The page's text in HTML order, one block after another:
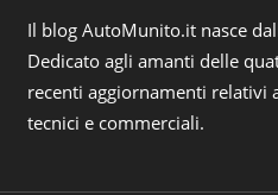
Il blog AutoMunito.it nasce
Dedicato agli amanti delle
recenti aggiornamenti relativi
tecnici e commerciali.